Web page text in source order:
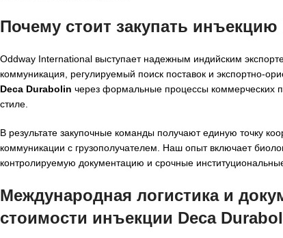
Почему стоит закупать
Oddway International выступает надежным индийским
коммуникация, регулируемый поиск поставок и экспортно-
Deca Durabolin через формальные процессы коммерческих
стиле.
В результате закупочные команды получают единую точку
коммуникации с грузополучателем. Наш опыт включает
контролируемую документацию и срочные
Международная логистика и
стоимости инъекции Deca